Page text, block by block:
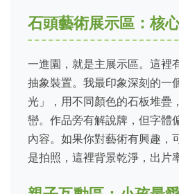
石頭藝術展示區：核
一進園，就是主展示區。這裡
抽象裝置。我最印象深刻的一
光」，用不同顏色的石板堆疊
巒。作品旁有解說牌，但字體
內容。如果你對藝術有興趣，
是拍照，這裡背景乾淨，出片